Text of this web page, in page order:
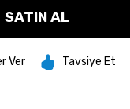
SATIN AL
Ver Tavsiye Et